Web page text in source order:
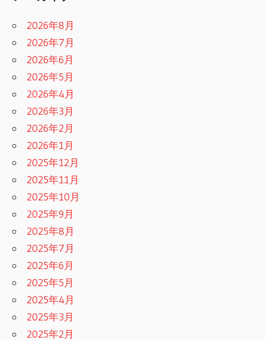
2026年8月
2026年7月
2026年6月
2026年5月
2026年4月
2026年3月
2026年2月
2026年1月
2025年12月
2025年11月
2025年10月
2025年9月
2025年8月
2025年7月
2025年6月
2025年5月
2025年4月
2025年3月
2025年2月